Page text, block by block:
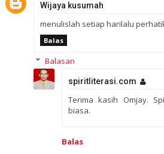
Wijaya kusumah
menulislah setiap harilalu
Balas
Balasan
spiritliterasi.com
Terima kasih Omjay.
biasa.
Balas